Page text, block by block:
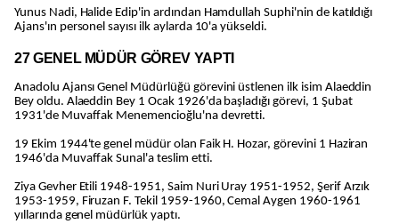
Yunus Nadi, Halide Edip'in ardından Hamdullah Suphi'nin de katıldığı
Ajans'ın personel sayısı ilk aylarda 10'a yükseldi.
27 GENEL MÜDÜR GÖREV YAPTI
Anadolu Ajansı Genel Müdürlüğü görevini üstlenen ilk isim Alaeddin
Bey oldu. Alaeddin Bey 1 Ocak 1926'da başladığı görevi, 1 Şubat
1931'de Muvaffak Menemencioğlu'na devretti.
19 Ekim 1944'te genel müdür olan Faik H. Hozar, görevini 1 Haziran
1946'da Muvaffak Sunal'a teslim etti.
Ziya Gevher Etili 1948-1951, Saim Nuri Uray 1951-1952, Şerif Arzık
1953-1959, Firuzan F. Tekil 1959-1960, Cemal Aygen 1960-1961
yıllarında genel müdürlük yaptı.